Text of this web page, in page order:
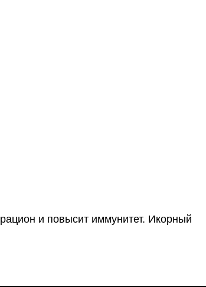
и повысит иммунитет. Икорный